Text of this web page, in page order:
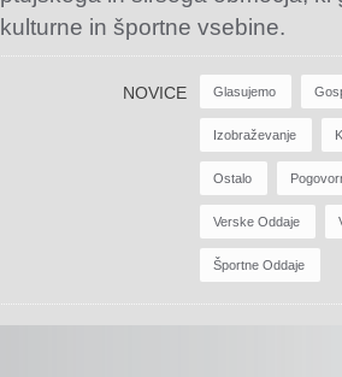
kulturne in športne vsebine.
NOVICE Glasujemo
Izobraževanje
Ostalo
Verske Oddaje
Športne Oddaje